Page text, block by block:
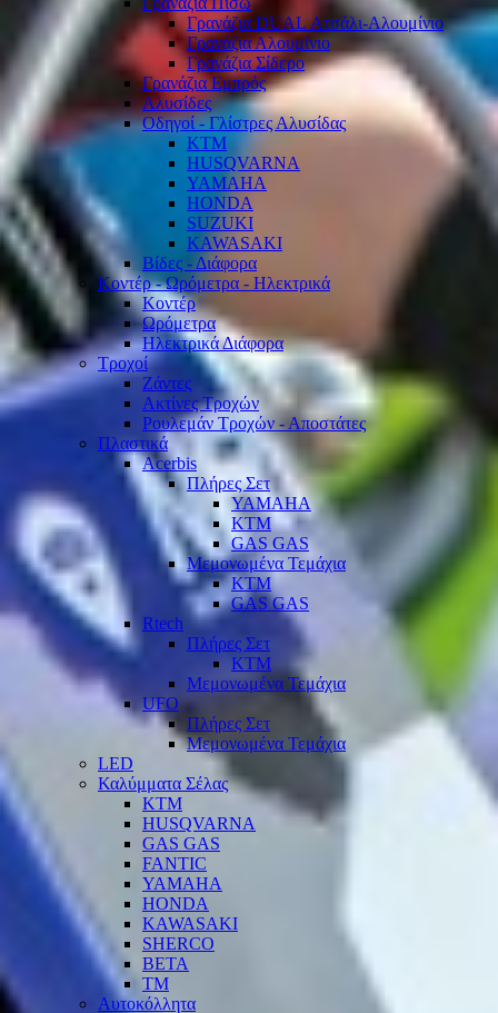
Γρανάζια DUAL Ατσάλι-Αλουμίνιο
Γρανάζια Αλουμίνιο
Γρανάζια Σίδερο
Γρανάζια Εμπρός
Αλυσίδες
Οδηγοί - Γλίστρες Αλυσίδας
KTM
HUSQVARNA
YAMAHA
HONDA
SUZUKI
KAWASAKI
Βίδες - Διάφορα
Κοντέρ - Ωρόμετρα - Ηλεκτρικά
Κοντέρ
Ωρόμετρα
Ηλεκτρικά Διάφορα
Τροχοί
Ζάντες
Ακτίνες Τροχών
Ρουλεμάν Τροχών - Αποστάτες
Πλαστικά
Acerbis
Πλήρες Σετ
YAMAHA
KTM
GAS GAS
Μεμονωμένα Τεμάχια
KTM
GAS GAS
Rtech
Πλήρες Σετ
KTM
Μεμονωμένα Τεμάχια
UFO
Πλήρες Σετ
Μεμονωμένα Τεμάχια
LED
Καλύμματα Σέλας
KTM
HUSQVARNA
GAS GAS
FANTIC
YAMAHA
HONDA
KAWASAKI
SHERCO
BETA
TM
Αυτοκόλλητα